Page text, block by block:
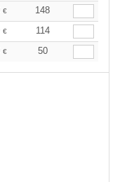
€
148
€
114
€ 50